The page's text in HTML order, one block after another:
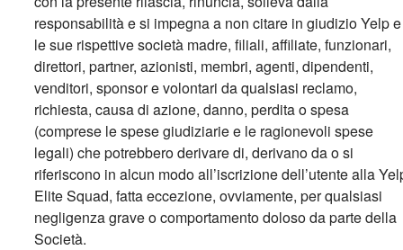
responsabilità e si impegna a non citare in giudizio Yelp e
le sue rispettive società madre, filiali, affiliate, funzionari,
direttori, partner, azionisti, membri, agenti, dipendenti,
venditori, sponsor e volontari da qualsiasi reclamo,
richiesta, causa di azione, danno, perdita o spesa
(comprese le spese giudiziarie e le ragionevoli spese
legali) che potrebbero derivare di, derivano da o si
riferiscono in alcun modo all’iscrizione dell’utente alla
Elite Squad, fatta eccezione, ovviamente, per qualsiasi
negligenza grave o comportamento doloso da parte della
Società.